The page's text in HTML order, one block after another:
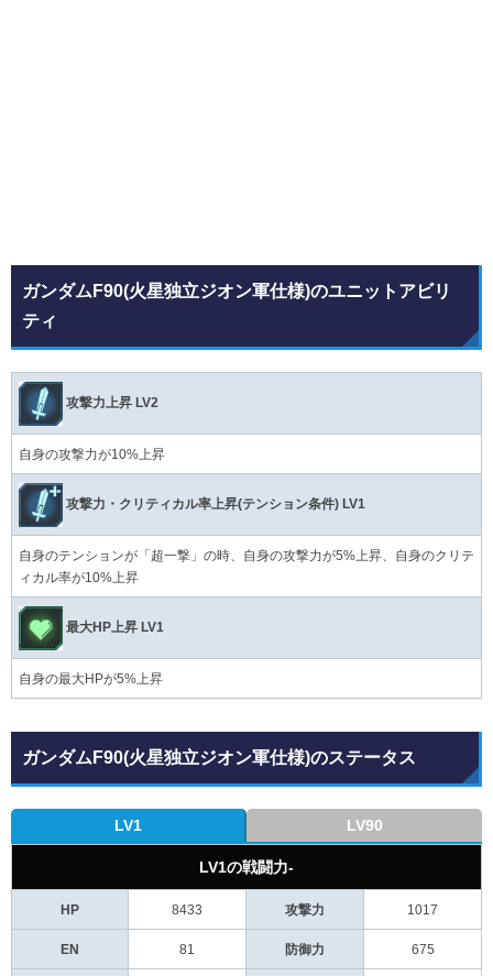
ガンダムF90(火星独立ジオン軍仕様)のユニットアビリ
ティ
攻撃力上昇 LV2
自身の攻撃力が10%上昇
攻撃力・クリティカル率上昇(テンション条件) LV1
自身のテンションが「超一撃」の時、自身の攻撃力が5%上昇、自身のクリテ
ィカル率が10%上昇
最大HP上昇 LV1
自身の最大HPが5%上昇
ガンダムF90(火星独立ジオン軍仕様)のステータス
LV1 LV90
LV1の戦闘力-
HP 8433 攻撃力 1017
EN 81 防御力 675